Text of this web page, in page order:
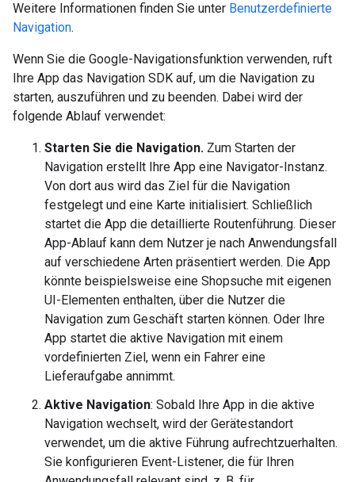
Weitere Informationen finden Sie unter Benutzerdefinierte
Navigation.
Wenn Sie die Google-Navigationsfunktion verwenden, ruft
Ihre App das Navigation SDK auf, um die Navigation zu
starten, auszuführen und zu beenden. Dabei wird der
folgende Ablauf verwendet:
Starten Sie die Navigation. Zum Starten der
Navigation erstellt Ihre App eine Navigator-Instanz.
Von dort aus wird das Ziel für die Navigation
festgelegt und eine Karte initialisiert. Schließlich
startet die App die detaillierte Routenführung. Dieser
App-Ablauf kann dem Nutzer je nach Anwendungsfall
auf verschiedene Arten präsentiert werden. Die App
könnte beispielsweise eine Shopsuche mit eigenen
UI-Elementen enthalten, über die Nutzer die
Navigation zum Geschäft starten können. Oder Ihre
App startet die aktive Navigation mit einem
vordefinierten Ziel, wenn ein Fahrer eine
Lieferaufgabe annimmt.
Aktive Navigation: Sobald Ihre App in die aktive
Navigation wechselt, wird der Gerätestandort
verwendet, um die aktive Führung aufrechtzuerhalten.
Sie konfigurieren Event-Listener, die für Ihren